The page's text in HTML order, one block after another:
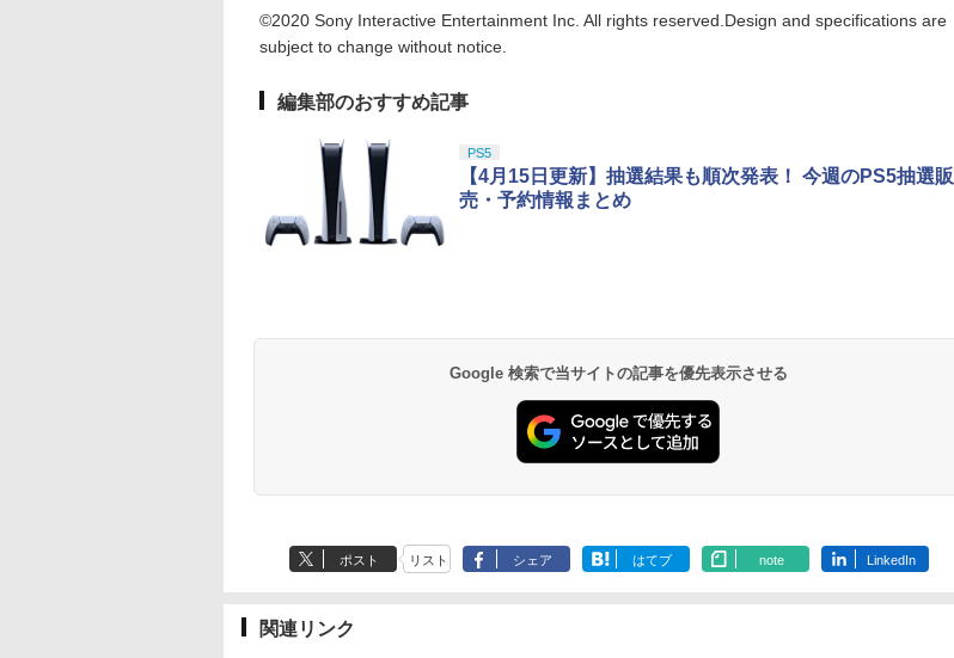
©2020 Sony Interactive Entertainment Inc. All rights reserved.Design and specifications are
subject to change without notice.
編集部のおすすめ記事
PS5
【4月15日更新】抽選結果も順次発表！ 今週のPS5抽選販
売・予約情報まとめ
Google 検索で当サイトの記事を優先表示させる
ポスト リスト シェア はてブ note LinkedIn
関連リンク